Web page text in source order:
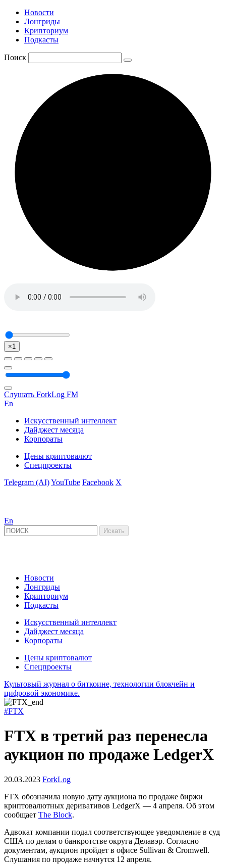
Новости
Лонгриды
Крипториум
Подкасты
Поиск
×1
Слушать ForkLog FM
En
Искусственный интеллект
Дайджест месяца
Корпораты
Цены криптовалют
Спецпроекты
Telegram (AI)YouTube Facebook X
En
Новости
Лонгриды
Крипториум
Подкасты
Искусственный интеллект
Дайджест месяца
Корпораты
Цены криптовалют
Спецпроекты
Культовый журнал о биткоине, технологии блокчейн и
цифровой экономике.
#FTX
FTX в третий раз перенесла
аукцион по продаже LedgerX
20.03.2023 ForkLog
FTX обозначила новую дату аукциона по продаже биржи
криптовалютных деривативов LedgerX — 4 апреля. Об этом
сообщает The Block.
Адвокат компании подал соответствующее уведомление в суд
США по делам о банкротстве округа Делавэр. Согласно
документам, аукцион пройдет в офисе Sullivan & Cromwell.
Слушания по продаже начнутся 12 апреля.